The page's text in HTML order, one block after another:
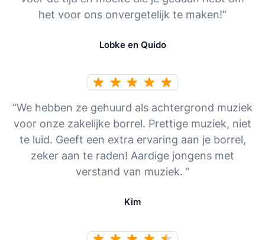
het voor ons onvergetelijk te maken!”
Lobke en Quido
“We hebben ze gehuurd als achtergrond muziek
voor onze zakelijke borrel. Prettige muziek, niet
te luid. Geeft een extra ervaring aan je borrel,
zeker aan te raden! Aardige jongens met
verstand van muziek. ”
Kim